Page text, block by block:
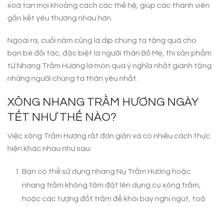
xoá tan mọi khoảng cách các thế hệ, giúp các thành viên
gắn kết yêu thương nhau hơn.
Ngoài ra, cuối năm cũng là dịp chúng ta tặng quà cho
bạn bè đối tác, đặc biệt là người thân Bố Mẹ, thì sản phẩm
từ Nhang Trầm Hương là món quà ý nghĩa nhất giành tặng
những người chúng ta thân yêu nhất.
XÔNG NHANG TRẦM HƯƠNG NGÀY
TẾT NHƯ THẾ NÀO?
Việc xông Trầm Hương rất đơn giản và có nhiều cách thực
hiện khác nhau như sau:
Bạn có thể sử dụng nhang Nụ Trầm Hương hoặc
nhang trầm không tăm đặt lên dụng cụ xông trầm,
hoặc các tượng đốt trầm để khói bay nghi ngút, toả